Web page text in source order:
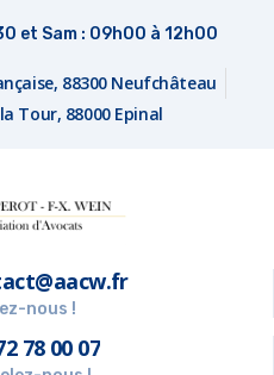
et Sam : 09h00 à 12h00
88300 Neufchâteau
Tour, 88000 Epinal
nous !
78 00 07